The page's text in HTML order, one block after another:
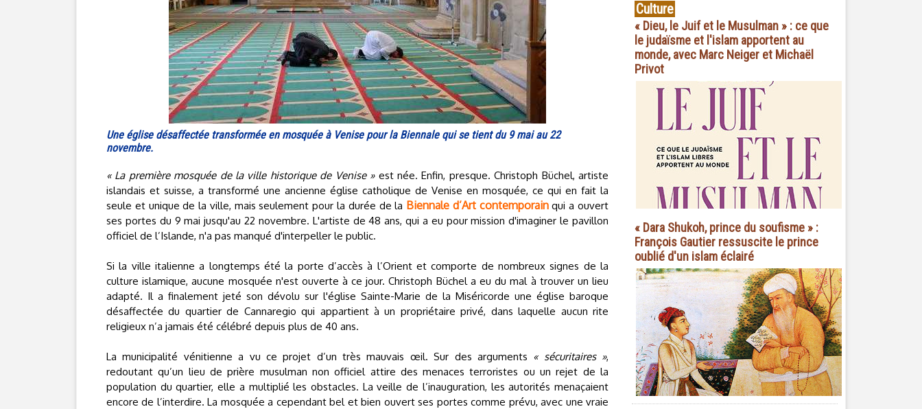
Une église désaffectée transformée en mosquée à Venise pour la Biennale qui se tient du 9 mai au 22
novembre.
« La première mosquée de la ville historique de Venise »est née. Enfin, presque. Christoph Büchel, artiste
islandais et suisse, a transformé une ancienne église catholique de Venise en mosquée, ce qui en fait la
seule et unique de la ville, mais seulement pour la durée de la Biennale d’Art contemporainqui a ouvert
ses portes du 9 mai jusqu'au 22 novembre. L'artiste de 48 ans, qui a eu pour mission d'imaginer le pavillon
officiel de l’Islande, n'a pas manqué d'interpeller le public.
Si la ville italienne a longtemps été la porte d’accès à l’Orient et comporte de nombreux signes de la
culture islamique, aucune mosquée n'est ouverte à ce jour. Christoph Büchel a eu du mal à trouver un lieu
adapté. Il a finalement jeté son dévolu sur l'église Sainte-Marie de la Miséricorde une église baroque
désaffectée du quartier de Cannaregio qui appartient à un propriétaire privé, dans laquelle aucun rite
religieux n’a jamais été célébré depuis plus de 40 ans.
La municipalité vénitienne a vu ce projet d’un très mauvais œil. Sur des arguments « sécuritaires »,
redoutant qu’un lieu de prière musulman non officiel attire des menaces terroristes ou un rejet de la
population du quartier, elle a multiplié les obstacles. La veille de l’inauguration, les autorités menaçaient
encore de l’interdire. La mosquée a cependant bel et bien ouvert ses portes comme prévu, avec une vraie
Culture
« Dieu, le Juif et le Musulman » : ce que
le judaïsme et l'islam apportent au
monde, avec Marc Neiger et Michaël
Privot
« Dara Shukoh, prince du soufisme » :
François Gautier ressuscite le prince
oublié d'un islam éclairé